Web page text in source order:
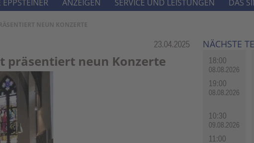
NEUN KONZERTE
Rubrik:
23.04.2025
präsentiert neun Konzerte
NÄCHSTE
18:00
08.08.2026
19:00
08.08.2026
10:30
09.08.2026
11:00
EPPSTEINER ANZEIGEN SERVICE UND LEISTUNGEN DAS